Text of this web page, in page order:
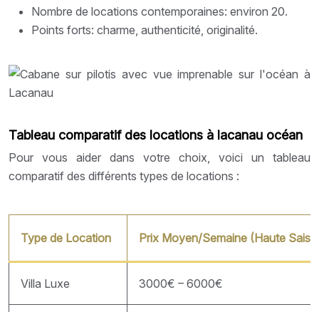
Nombre de locations contemporaines: environ 20.
Points forts: charme, authenticité, originalité.
Tableau comparatif des locations à lacanau océan
Pour vous aider dans votre choix, voici un tableau
comparatif des différents types de locations :
Type de Location Prix Moyen/Semaine (Haute
Villa Luxe 3000€ – 6000€